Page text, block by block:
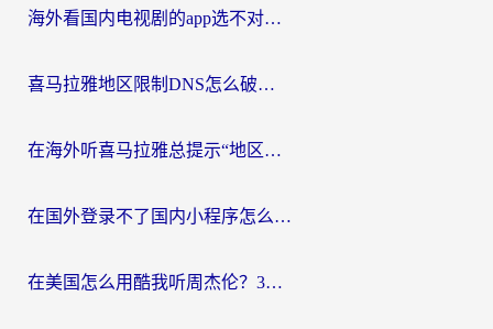
海外看国内电视剧的app选不对？这份回国加速器避坑指南帮你流畅追剧
喜马拉雅地区限制DNS怎么破？海外党听国内音乐听书的终极解决方案
在海外听喜马拉雅总提示“地区限制”？3步轻松解除+听国内音乐全攻略
在国外登录不了国内小程序怎么办？选对回国加速器，轻松解锁国内资源
在美国怎么用酷我听周杰伦？3步搞定海外听歌难题